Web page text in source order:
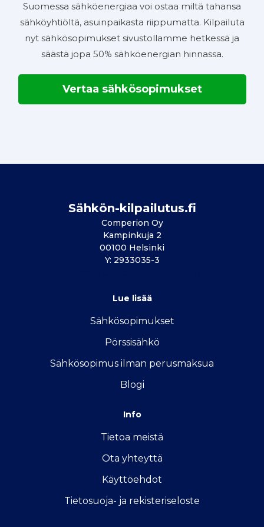
Suomessa sähköenergiaa voi ostaa miltä tahansa
sähköyhtiöltä, asuinpaikasta riippumatta. Kilpailuta
nyt sähkösopimukset sivustollamme hetkessä ja
säästä jopa 50% sähköenergian hinnassa.
Vertaa sähkösopimukset
Sähkön-kilpailutus.fi
Comperion Oy
Kampinkuja 2
00100 Helsinki
Y: 2933035-3
Lue lisää
Sähkösopimukset
Pörssisähkö
Sähkösopimus ilman perusmaksua
Blogi
Info
Tietoa meistä
Ota yhteyttä
Käyttöehdot
Tietosuoja- ja rekisteriseloste